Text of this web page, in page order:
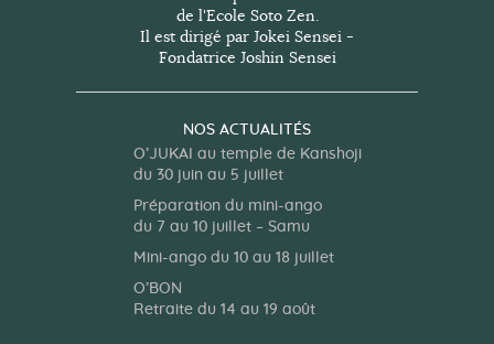
de l'Ecole Soto Zen.
Il est dirigé par Jokei Sensei -
Fondatrice Joshin Sensei
NOS ACTUALITÉS
O’JUKAI au temple de Kanshoji
du 30 juin au 5 juillet
Préparation du mini-ango
du 7 au 10 juillet – Samu
Mini-ango du 10 au 18 juillet
O’BON
Retraite du 14 au 19 août